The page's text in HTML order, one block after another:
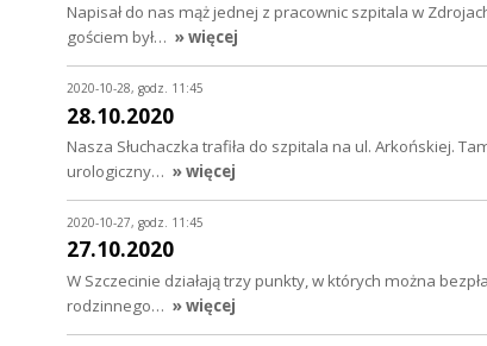
Napisał do nas mąż jednej z pracownic szpitala w
gościem był… » więcej
2020-10-28, godz. 11:45
28.10.2020
Nasza Słuchaczka trafiła do szpitala na ul. Arkońskiej.
urologiczny… » więcej
2020-10-27, godz. 11:45
27.10.2020
W Szczecinie działają trzy punkty, w których można
rodzinnego… » więcej